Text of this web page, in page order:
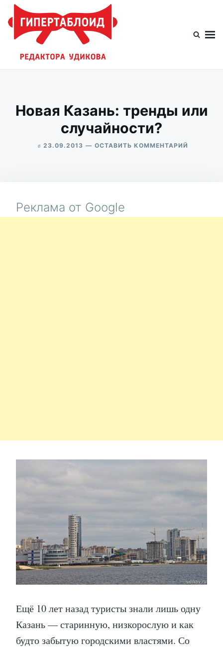
Перейти
содержимому
Искать:
Новая Казань: тренды или
случайности?
в 23.09.2013 ОСТАВИТЬ КОММЕНТАРИЙ
Реклама от Google
Ещё 10 лет назад туристы знали лишь одну
Казань — старинную, низкорослую и как
будто забытую городскими властями. Со